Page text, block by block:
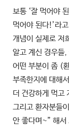
보통 ‘잘 먹어야
먹어야 된다!’라
개념이 실제로 저
알고 계신 경우들
어떤 부분이 좀 (
부족한지에 대해
더 건강하게 먹고
그리고 환자분들
안 좋다며~” 해